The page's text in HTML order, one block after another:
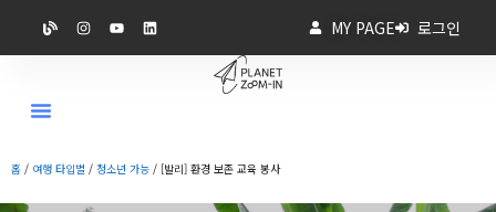
로그인
MY PAGE
홈 / 여행 타입별 / 청소년 가능 / [발리] 환경 보존 교육 봉사